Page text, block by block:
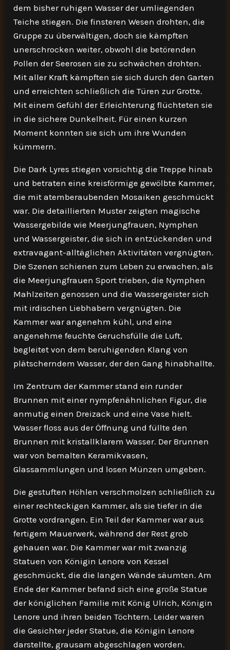
dem bisher ruhigen Wasser der umliegenden
Teiche stiegen. Die finsteren Wesen drohten, die
Gruppe zu überwältigen, doch sie kämpften
unerschrocken weiter, obwohl die betörenden
Pollen der Seerosen sie zu schwächen drohten.
Mit aller Kraft kämpften sie sich durch den Garten
und erreichten schließlich die Türen zur Grotte.
Mit einem Gefühl der Erleichterung flüchteten sie
in die sichere Dunkelheit. Für einen kurzen
Moment konnten sie sich um ihre Wunden
kümmern.
Die Dark Lyres stiegen vorsichtig die Treppe hinab
und betraten eine kreisförmige gewölbte Kammer,
die mit atemberaubenden Mosaiken geschmückt
war. Die detaillierten Muster zeigten magische
Wassergebilde wie Meerjungfrauen, Nymphen
und Wassergeister, die sich in entzückenden und
extravagant-alltäglichen Aktivitäten vergnügten.
Die Szenen schienen zum Leben zu erwachen, als
die Meerjungfrauen Sport trieben, die Nymphen
Mahlzeiten genossen und die Wassergeister sich
mit irdischen Liebhabern vergnügten. Die
Kammer war angenehm kühl, und eine
angenehme feuchte Geruchsfülle die Luft,
begleitet von dem beruhigenden Klang von
plätscherndem Wasser, der den Gang hinabhallte.
Im Zentrum der Kammer stand ein runder
Brunnen mit einer nympfenähnlichen Figur, die
anmutig einen Dreizack und eine Vase hielt.
Wasser floss aus der Öffnung und füllte den
Brunnen mit kristallklarem Wasser. Der Brunnen
war von bemalten Keramikvasen,
Glassammlungen und losen Münzen umgeben.
Die gestuften Höhlen verschmolzen schließlich zu
einer rechteckigen Kammer, als sie tiefer in die
Grotte vordrangen. Ein Teil der Kammer war aus
fertigem Mauerwerk, während der Rest grob
gehauen war. Die Kammer war mit zwanzig
Statuen von Königin Lenore von Kessel
geschmückt, die die langen Wände säumten. Am
Ende der Kammer befand sich eine große Statue
der königlichen Familie mit König Ulrich, Königin
Lenore und ihren beiden Töchtern. Leider waren
die Gesichter jeder Statue, die Königin Lenore
darstellte, grausam abgeschlagen worden.